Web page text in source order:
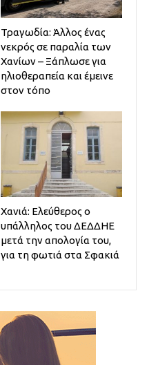
Τραγωδία: Άλλος ένας
νεκρός σε παραλία των
Χανίων – Ξάπλωσε για
ηλιοθεραπεία και έμεινε
στον τόπο
Χανιά: Ελεύθερος ο
υπάλληλος του ΔΕΔΔΗΕ
μετά την απολογία του,
για τη φωτιά στα Σφακιά